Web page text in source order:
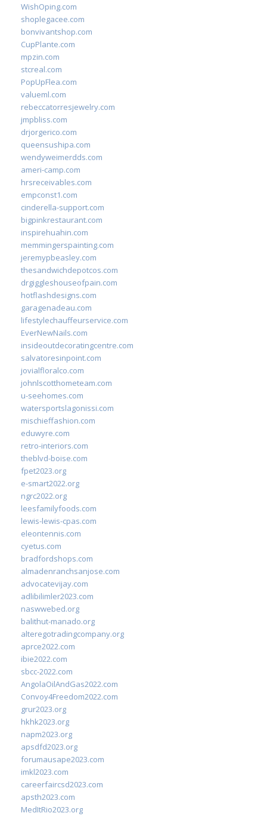
WishOping.com
shoplegacee.com
bonvivantshop.com
CupPlante.com
mpzin.com
stcreal.com
PopUpFlea.com
valueml.com
rebeccatorresjewelry.com
jmpbliss.com
drjorgerico.com
queensushipa.com
wendyweimerdds.com
ameri-camp.com
hrsreceivables.com
empconst1.com
cinderella-support.com
bigpinkrestaurant.com
inspirehuahin.com
memmingerspainting.com
jeremypbeasley.com
thesandwichdepotcos.com
drgiggleshouseofpain.com
hotflashdesigns.com
garagenadeau.com
lifestylechauffeurservice.com
EverNewNails.com
insideoutdecoratingcentre.com
salvatoresinpoint.com
jovialfloralco.com
johnlscotthometeam.com
u-seehomes.com
watersportslagonissi.com
mischieffashion.com
eduwyre.com
retro-interiors.com
theblvd-boise.com
fpet2023.org
e-smart2022.org
ngrc2022.org
leesfamilyfoods.com
lewis-lewis-cpas.com
eleontennis.com
cyetus.com
bradfordshops.com
almadenranchsanjose.com
advocatevijay.com
adlibilimler2023.com
naswwebed.org
balithut-manado.org
alteregotradingcompany.org
aprce2022.com
ibie2022.com
sbcc-2022.com
AngolaOilAndGas2022.com
Convoy4Freedom2022.com
grur2023.org
hkhk2023.org
napm2023.org
apsdfd2023.org
forumausape2023.com
imkl2023.com
careerfaircsd2023.com
apsth2023.com
MedItRio2023.org